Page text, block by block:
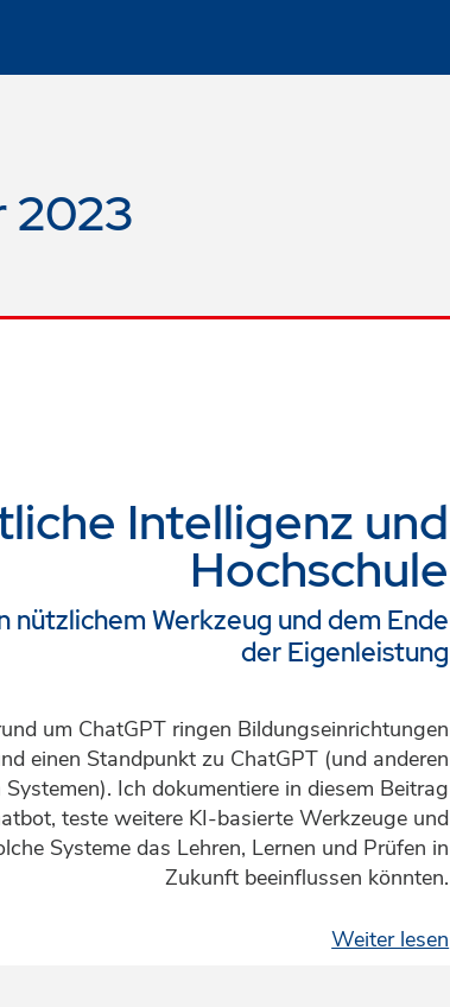
2023
Intelligenz und
Hochschule
nützlichem Werkzeug und dem Ende
der Eigenleistung
um ChatGPT ringen Bildungseinrichtungen
einen Standpunkt zu ChatGPT (und anderen
Ich dokumentiere in diesem Beitrag
teste weitere KI-basierte Werkzeuge und
Systeme das Lehren, Lernen und Prüfen in
Zukunft beeinflussen könnten.
Weiter lesen